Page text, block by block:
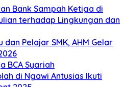
Bank Sampah Ketiga di
terhadap Lingkungan dan
Pelajar SMK, AHM Gelar
BCA Syariah
di Ngawi Antusias Ikuti